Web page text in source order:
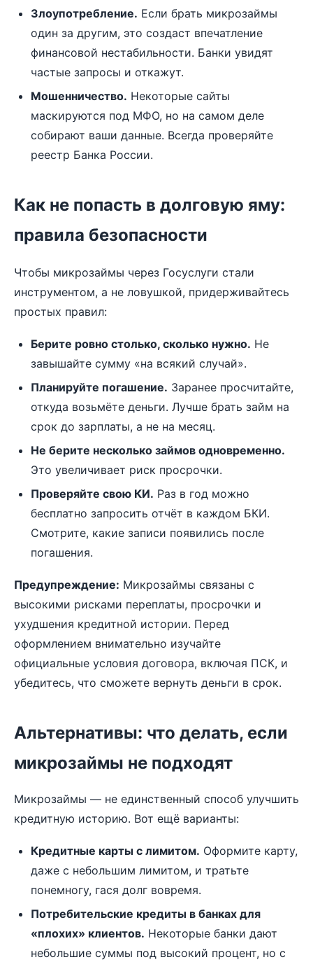
Злоупотребление. Если брать микрозаймы
один за другим, это создаст впечатление
финансовой нестабильности. Банки увидят
частые запросы и откажут.
Мошенничество. Некоторые сайты
маскируются под МФО, но на самом деле
собирают ваши данные. Всегда проверяйте
реестр Банка России.
Как не попасть в долговую яму:
правила безопасности
Чтобы микрозаймы через Госуслуги стали
инструментом, а не ловушкой, придерживайтесь
простых правил:
Берите ровно столько, сколько нужно. Не
завышайте сумму «на всякий случай».
Планируйте погашение. Заранее просчитайте,
откуда возьмёте деньги. Лучше брать займ на
срок до зарплаты, а не на месяц.
Не берите несколько займов одновременно.
Это увеличивает риск просрочки.
Проверяйте свою КИ. Раз в год можно
бесплатно запросить отчёт в каждом БКИ.
Смотрите, какие записи появились после
погашения.
Предупреждение: Микрозаймы связаны с
высокими рисками переплаты, просрочки и
ухудшения кредитной истории. Перед
оформлением внимательно изучайте
официальные условия договора, включая ПСК, и
убедитесь, что сможете вернуть деньги в срок.
Альтернативы: что делать, если
микрозаймы не подходят
Микрозаймы — не единственный способ улучшить
кредитную историю. Вот ещё варианты:
Кредитные карты с лимитом. Оформите карту,
даже с небольшим лимитом, и тратьте
понемногу, гася долг вовремя.
Потребительские кредиты в банках для
«плохих» клиентов. Некоторые банки дают
небольшие суммы под высокий процент, но с